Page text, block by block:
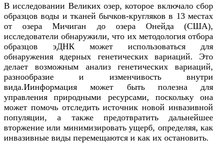
В исследовании Великих озер, которое включало сбор
образцов воды и тканей бычков-кругляков в 13 местах
от озера Мичиган до озера Онейда (США),
исследователи обнаружили, что их методология отбора
образцов эДНК может использоваться для
обнаружения ядерных генетических вариаций. Это
делает возможным анализ генетических вариаций,
разнообразие и изменчивость внутри
вида.Иинформация может быть полезна для
управления природными ресурсами, поскольку она
может помочь отследить источник новой инвазивной
популяции, а также предотвратить дальнейшее
вторжение или минимизировать ущерб, определяя, как
инвазивные виды перемещаются и как их остановить.